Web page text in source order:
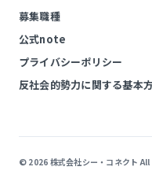
募集職種
公式note
プライバシーポリシー
反社会的勢力に関する基本
© 2026 株式会社シー・コネクト